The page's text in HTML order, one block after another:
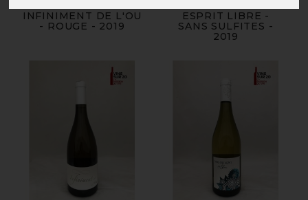
INFINIMENT DE L'OU
- ROUGE - 2019
ESPRIT LIBRE -
SANS SULFITES -
2019